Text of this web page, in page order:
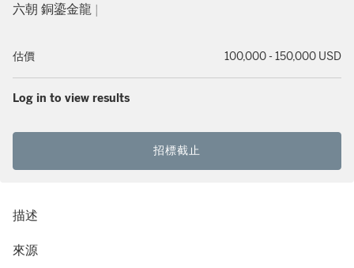
六朝 銅鎏金龍 |
估價 100,000 - 150,000 USD
Log in to view results
招標截止
描述
來源